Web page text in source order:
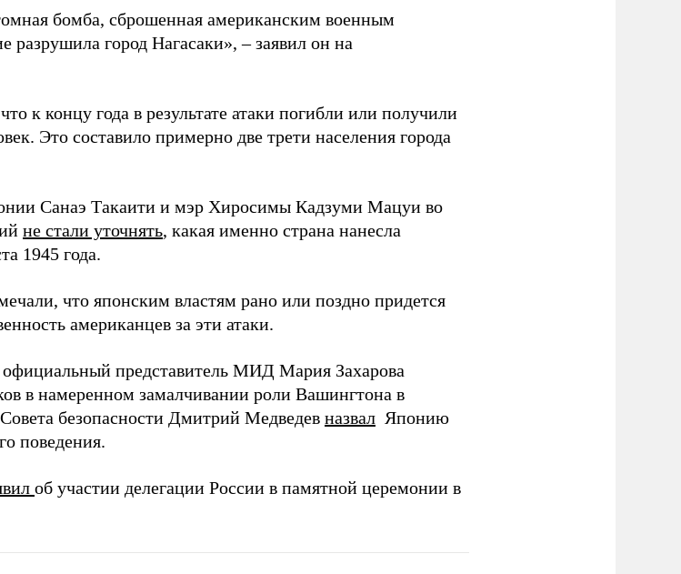
бомба, сброшенная американским военным
разрушила город Нагасаки», – заявил он на
к концу года в результате атаки погибли или получили
Это составило примерно две трети населения города
Санаэ Такаити и мэр Хиросимы Кадзуми Мацуи во
не стали уточнять, какая именно страна нанесла
1945 года.
что японским властям рано или поздно придется
американцев за эти атаки.
представитель МИД Мария Захарова
в намеренном замалчивании роли Вашингтона в
безопасности Дмитрий Медведев назвал Японию
поведения.
об участии делегации России в памятной церемонии в